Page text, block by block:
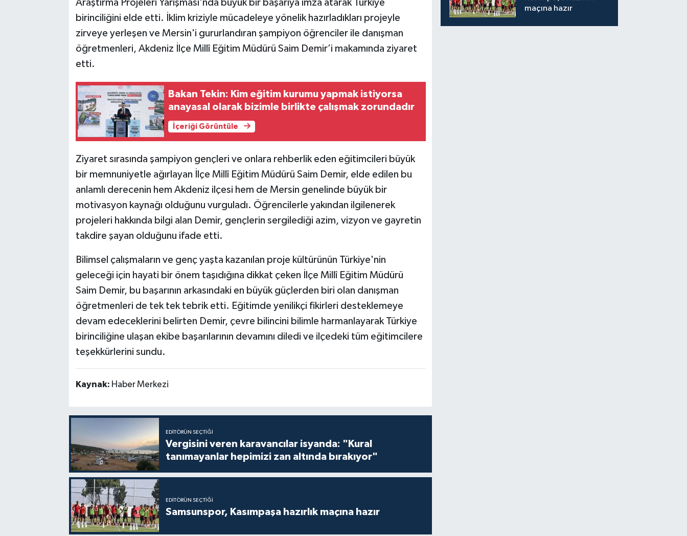
Araştırma Projeleri Yarışması'nda büyük bir başarıya imza atarak Türkiye
birinciliğini elde etti. İklim kriziyle mücadeleye yönelik hazırladıkları projeyle
zirveye yerleşen ve Mersin'i gururlandıran şampiyon öğrenciler ile danışman
öğretmenleri, Akdeniz İlçe Millî Eğitim Müdürü Saim Demir’i makamında ziyaret
etti.
Bakan Tekin: Kim eğitim kurumu yapmak istiyorsa
anayasal olarak bizimle birlikte çalışmak zorundadır
İçeriği Görüntüle
Ziyaret sırasında şampiyon gençleri ve onlara rehberlik eden eğitimcileri büyük
bir memnuniyetle ağırlayan İlçe Millî Eğitim Müdürü Saim Demir, elde edilen bu
anlamlı derecenin hem Akdeniz ilçesi hem de Mersin genelinde büyük bir
motivasyon kaynağı olduğunu vurguladı. Öğrencilerle yakından ilgilenerek
projeleri hakkında bilgi alan Demir, gençlerin sergilediği azim, vizyon ve gayretin
takdire şayan olduğunu ifade etti.
Bilimsel çalışmaların ve genç yaşta kazanılan proje kültürünün Türkiye'nin
geleceği için hayati bir önem taşıdığına dikkat çeken İlçe Millî Eğitim Müdürü
Saim Demir, bu başarının arkasındaki en büyük güçlerden biri olan danışman
öğretmenleri de tek tek tebrik etti. Eğitimde yenilikçi fikirleri desteklemeye
devam edeceklerini belirten Demir, çevre bilincini bilimle harmanlayarak Türkiye
birinciliğine ulaşan ekibe başarılarının devamını diledi ve ilçedeki tüm eğitimcilere
teşekkürlerini sundu.
Kaynak: Haber Merkezi
EDITÖRÜN SEÇTIĞI
Vergisini veren karavancılar isyanda: "Kural
tanımayanlar hepimizi zan altında bırakıyor"
EDITÖRÜN SEÇTIĞI
Samsunspor, Kasımpaşa hazırlık maçına hazır
maçına hazır